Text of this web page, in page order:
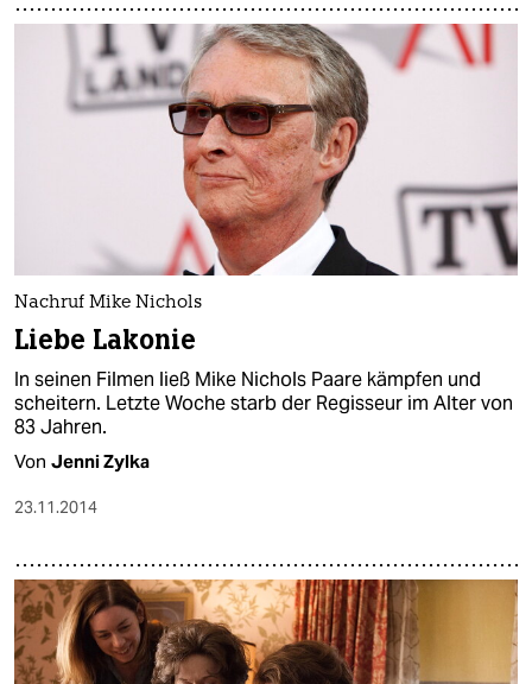
Nachruf Mike Nichols
Liebe Lakonie
In seinen Filmen ließ Mike Nichols Paare kämpfen und
scheitern. Letzte Woche starb der Regisseur im Alter von
83 Jahren.
Von Jenni Zylka
23.11.2014